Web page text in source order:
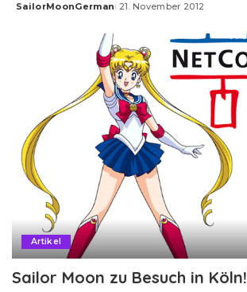
Posted
SailorMoonGerman 21. November 2012
Artikel
Sailor Moon zu Besuch in Köln!